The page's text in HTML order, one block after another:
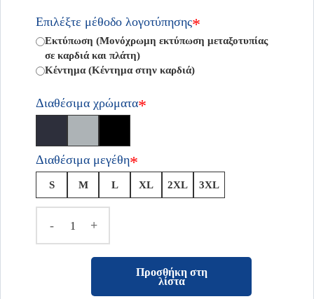
*
Επιλέξτε μέθοδο λογοτύπησης
Εκτύπωση (Μονόχρωμη εκτύπωση μεταξοτυπίας
σε καρδιά και πλάτη)
Κέντημα (Κέντημα στην καρδιά)
*
Διαθέσιμα χρώματα
*
Διαθέσιμα μεγέθη
S M L XL 2XL 3XL
- +
Προσθήκη στη
λίστα